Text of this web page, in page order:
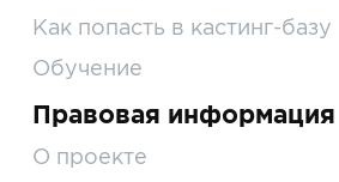
Как попасть в кастинг-базу
Обучение
Правовая информация
О проекте